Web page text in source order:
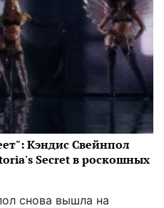
Кэндис Свейнпол
Secret в роскошных
снова вышла на